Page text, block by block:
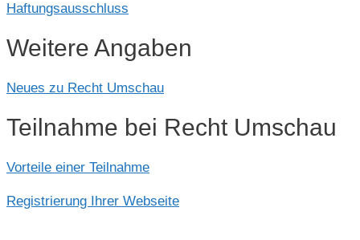
Haftungsausschluss
Weitere Angaben
Neues zu Recht Umschau
Teilnahme bei Recht Umschau
Vorteile einer Teilnahme
Registrierung Ihrer Webseite